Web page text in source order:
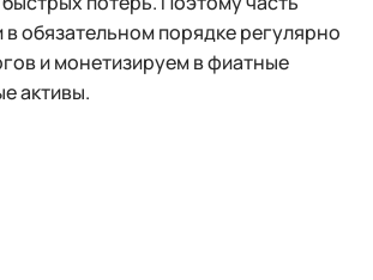
обязательном порядке регулярно
и монетизируем в фиатные
активы.